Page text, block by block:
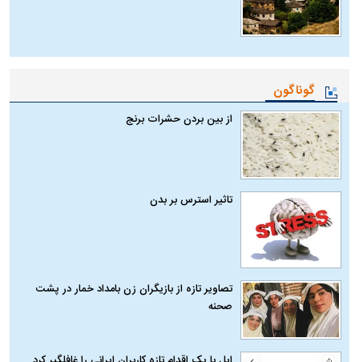
گوناگون
از بین بردن حشرات برنج
تاثیر استرس بر بدن
تصاویر تازه از بازیگران زن بامداد خمار در پشت
صحنه